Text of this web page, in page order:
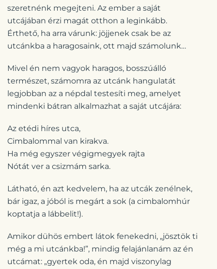
szeretnénk megejteni. Az ember a saját
utcájában érzi magát otthon a leginkább.
Érthető, ha arra várunk: jöjjenek csak be az
utcánkba a haragosaink, ott majd számolunk…
Mivel én nem vagyok haragos, bosszúálló
természet, számomra az utcánk hangulatát
legjobban az a népdal testesíti meg, amelyet
mindenki bátran alkalmazhat a saját utcájára:
Az etédi híres utca,
Cimbalommal van kirakva.
Ha még egyszer végigmegyek rajta
Nótát ver a csizmám sarka.
Látható, én azt kedvelem, ha az utcák zenélnek,
bár igaz, a jóból is megárt a sok (a cimbalomhúr
koptatja a lábbelit!).
Amikor dühös embert látok fenekedni, „jösztök ti
még a mi utcánkba!”, mindig felajánlanám az én
utcámat: „gyertek oda, én majd viszonylag